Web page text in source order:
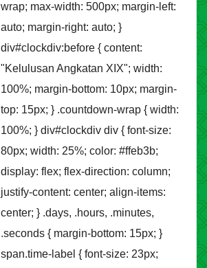
wrap; max-width: 500px; margin-left:
auto; margin-right: auto; }
div#clockdiv:before { content:
"Kelulusan Angkatan XIX"; width:
100%; margin-bottom: 10px; margin-
top: 15px; } .countdown-wrap { width:
100%; } div#clockdiv div { font-size:
80px; width: 25%; color: #ffeb3b;
display: flex; flex-direction: column;
justify-content: center; align-items:
center; } .days, .hours, .minutes,
.seconds { margin-bottom: 15px; }
span.time-label { font-size: 23px;